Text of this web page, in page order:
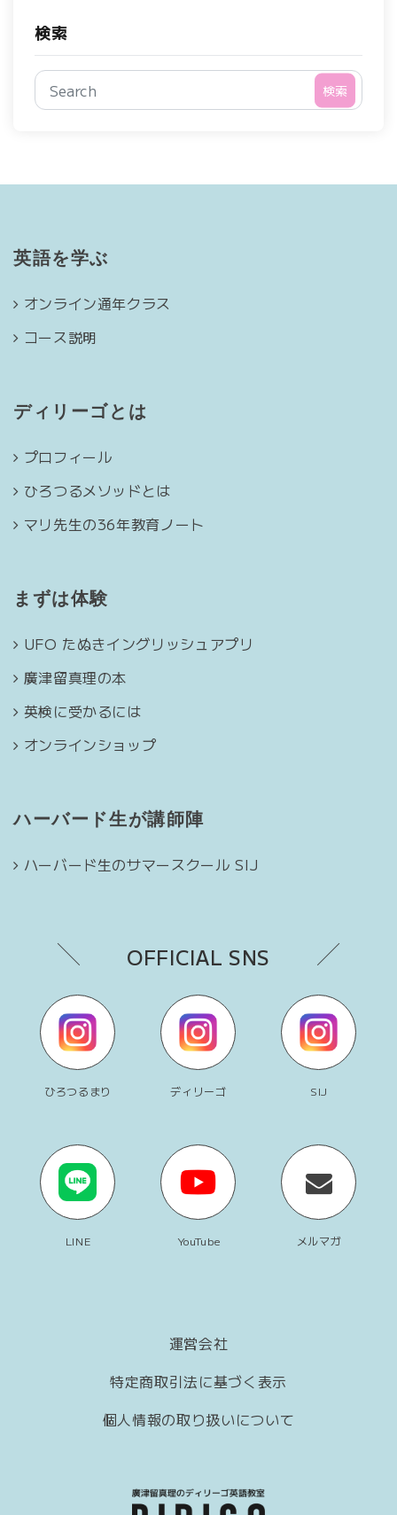
検索
検索
英語を学ぶ
オンライン通年クラス
コース説明
ディリーゴとは
プロフィール
ひろつるメソッドとは
マリ先生の36年教育ノート
まずは体験
UFO たぬきイングリッシュアプリ
廣津留真理の本
英検に受かるには
オンラインショップ
ハーバード生が講師陣
ハーバード生のサマースクール SIJ
OFFICIAL SNS
ひろつるまり ディリーゴ SIJ
LINE YouTube メルマガ
運営会社
特定商取引法に基づく表示
個人情報の取り扱いについて